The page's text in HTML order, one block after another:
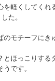
を軽くしてく
た。
モチーフにき
とほっこりす
です。